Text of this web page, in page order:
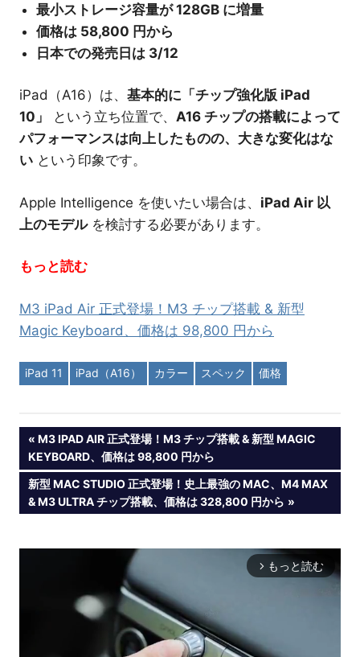
最小ストレージ容量が 128GB に増量
価格は 58,800 円から
日本での発売日は 3/12
iPad（A16）は、 基本的に「チップ強化版 iPad
10」
という立ち位置で、 A16 チップの搭載によって
パフォーマンスは向上したものの、大きな変化はな
い という印象です。
Apple Intelligence を使いたい場合は、 iPad Air 以
上のモデルを検討する必要があります。
もっと読む
M3 iPad Air 正式登場！M3 チップ搭載 & 新型
Magic Keyboard、価格は 98,800 円から
iPad 11 iPad（A16） カラー スペック 価格
投
稿
ナ
ビ
PREVIOUS
POST:
M3 IPAD AIR 正式登場！M3 チップ搭載 & 新型 MAGIC
KEYBOARD、価格は 98,800 円から
NEXT
POST:
新型 MAC STUDIO 正式登場！史上最強の MAC、M4 MAX
& M3 ULTRA チップ搭載、価格は 328,800 円から
arrow_forward_ios もっと読む